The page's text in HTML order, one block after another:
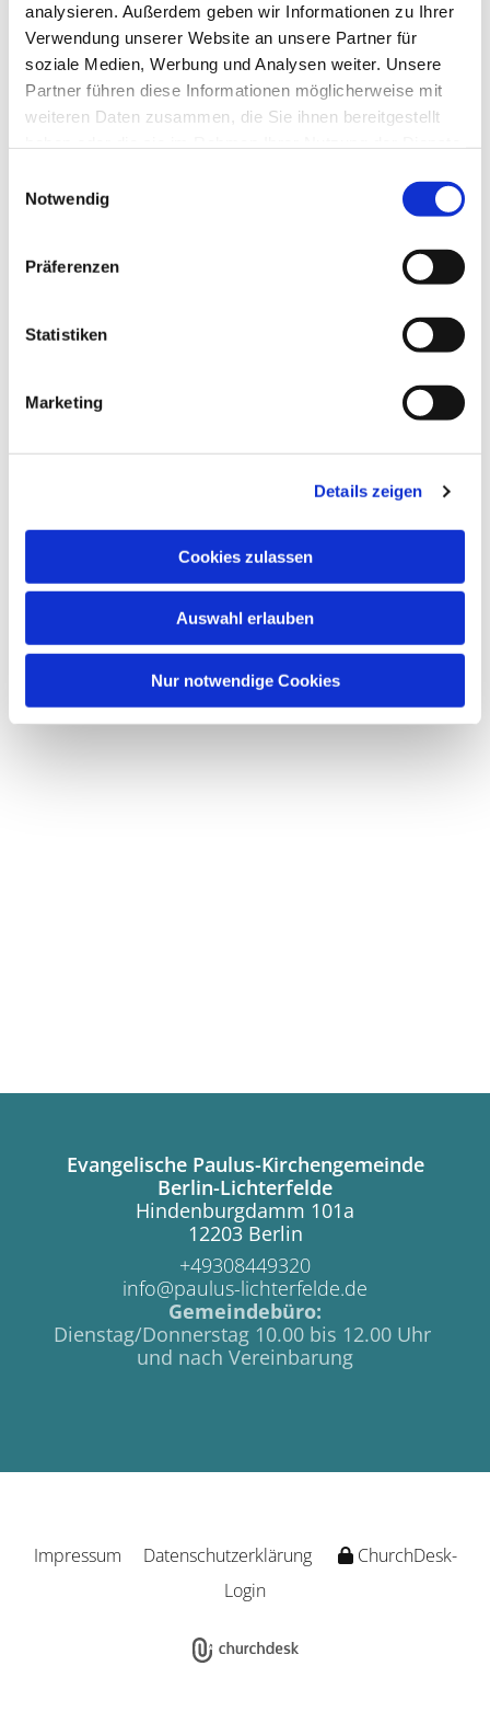
analysieren. Außerdem geben wir Informationen zu Ihrer
Verwendung unserer Website an unsere Partner für
soziale Medien, Werbung und Analysen weiter. Unsere
Partner führen diese Informationen möglicherweise mit
weiteren Daten zusammen, die Sie ihnen bereitgestellt
Notwendig
Präferenzen
Statistiken
Marketing
Details zeigen
Cookies zulassen
Auswahl erlauben
Nur notwendige Cookies
interessieren
Evangelische Paulus-Kirchengemeinde
Berlin-Lichterfelde
Hindenburgdamm 101a
12203 Berlin
+49308449320
info@paulus-lichterfelde.de
Gemeindebüro:
Dienstag/Donnerstag 10.00 bis 12.00 Uhr
und nach Vereinbarung
Impressum Datenschutzerklärung
ChurchDesk-
Login